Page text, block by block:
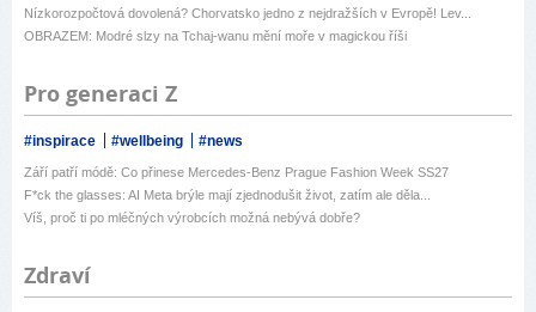
Nízkorozpočtová dovolená? Chorvatsko jedno z nejdražších v Evropě! Lev...
OBRAZEM: Modré slzy na Tchaj-wanu mění moře v magickou říši
Pro generaci Z
#inspirace #wellbeing #news
Září patří módě: Co přinese Mercedes-Benz Prague Fashion Week SS27
F*ck the glasses: AI Meta brýle mají zjednodušit život, zatím ale děla...
Víš, proč ti po mléčných výrobcích možná nebývá dobře?
Zdraví